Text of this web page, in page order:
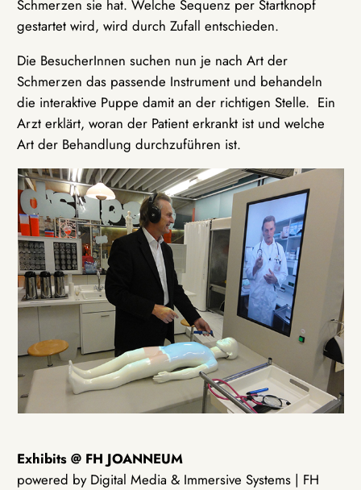
Schmerzen sie hat. Welche Sequenz per Startknopf
gestartet wird, wird durch Zufall entschieden.
Die BesucherInnen suchen nun je nach Art der
Schmerzen das passende Instrument und behandeln
die interaktive Puppe damit an der richtigen Stelle. Ein
Arzt erklärt, woran der Patient erkrankt ist und welche
Art der Behandlung durchzuführen ist.
Exhibits @ FH JOANNEUM
powered by Digital Media & Immersive Systems | FH